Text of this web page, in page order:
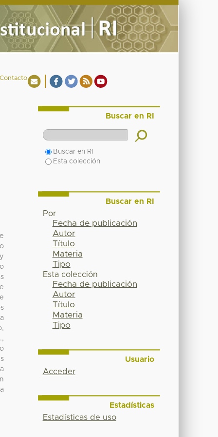
Buscar en RI
Buscar en RI
Esta colección
Buscar en RI
Por
Fecha de publicación
Autor
Título
Materia
Tipo
Esta colección
Fecha de publicación
Autor
Título
Materia
Tipo
Usuario
Acceder
Estadísticas
Estadísticas de uso